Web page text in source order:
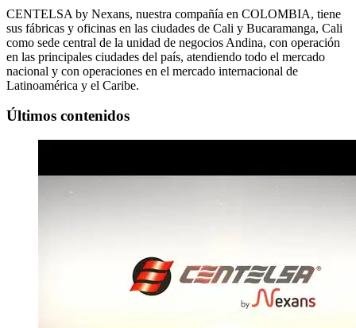
CENTELSA by Nexans, nuestra compañía en COLOMBIA, tiene
sus fábricas y oficinas en las ciudades de Cali y Bucaramanga, Cali
como sede central de la unidad de negocios Andina, con operación
en las principales ciudades del país, atendiendo todo el mercado
nacional y con operaciones en el mercado internacional de
Latinoamérica y el Caribe.
Últimos contenidos